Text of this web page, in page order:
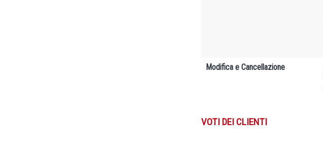
Modifica e Cancellazione
VOTI DEI CLIENTI